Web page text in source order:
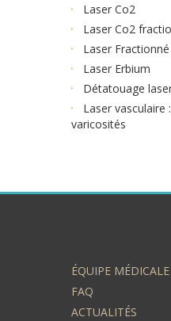
Laser Co2
Laser Co2
Laser
Laser Erbium
Détatouage
Laser
varicosités
ÉQUIPE MÉDICALE
FAQ
ACTUALITÉS